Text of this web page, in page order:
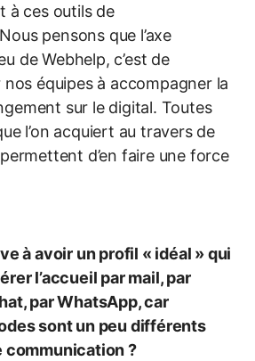
à ces outils de
pensons que l’axe
de Webhelp, c’est de
équipes à accompagner la
sur le digital. Toutes
l’on acquiert au travers de
d’en faire une force
à avoir un profil « idéal » qui
l’accueil par mail, par
par WhatsApp, car
sont un peu différents
communication ?